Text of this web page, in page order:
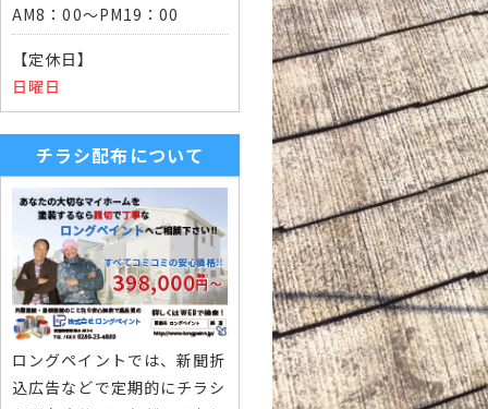
AM8：00～PM19：00
【定休日】
日曜日
チラシ配布について
ロングペイントでは、新聞折
込広告などで定期的にチラシ